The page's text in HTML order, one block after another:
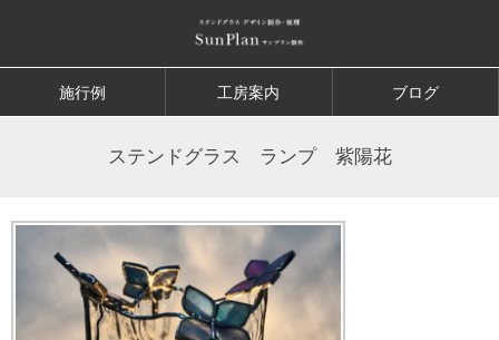
施行例 工房案内 ブログ
ステンドグラス ランプ 紫陽花